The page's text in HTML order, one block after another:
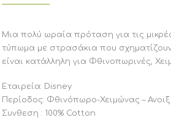
Μια πολύ ωραία πρόταση για τις
τύπωμα με στρασάκια που
είναι κατάλληλη για Φθινοπωρινές,
Εταιρεία: Disney
Περίοδος: Φθινόπωρο-Χειμώνας –
Συνθεση : 100% Cotton